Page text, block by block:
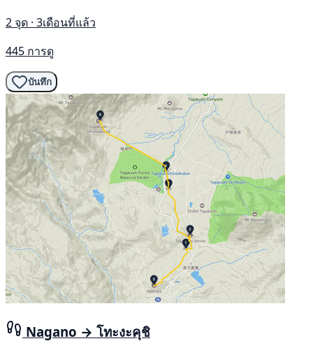
2 จุด · 3เดือนที่แล้ว
445 การดู
บันทึก
Nagano → โทะงะคุชิ